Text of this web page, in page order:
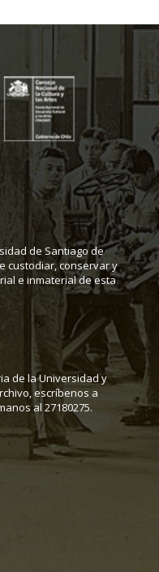
de Santiago de
custodiar, conservar y
e inmaterial de esta
de la Universidad y
escríbenos a
al 27180275.